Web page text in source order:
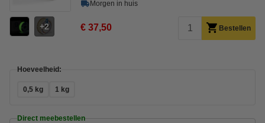
2
Morgen in huis
€ 37,50 Bestellen
Hoeveelheid:
0,5 kg 1 kg
Direct meebestellen